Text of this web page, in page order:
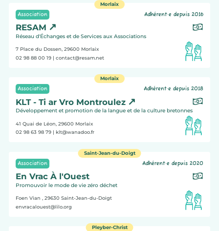
Morlaix
Association
Adhérent·e depuis 2016
RESAM
Réseau d'Échanges et de Services aux Associations
7 Place du Dossen, 29600 Morlaix
02 98 88 00 19| contact@resam.net
Morlaix
Association
Adhérent·e depuis 2018
KLT - Ti ar Vro Montroulez
Développement et promotion de la langue et de la culture bretonnes
41 Quai de Léon, 29600 Morlaix
02 98 63 98 79| klt@wanadoo.fr
Saint-Jean-du-Doigt
Association
Adhérent·e depuis 2020
En Vrac À l'Ouest
Promouvoir le mode de vie zéro déchet
Foen Vian , 29630 Saint-Jean-du-Doigt
envracalouest@lilo.org
Pleyber-Christ